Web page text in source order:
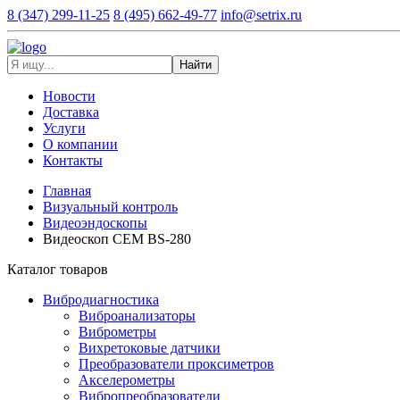
8 (347) 299-11-25 8 (495) 662-49-77 info@setrix.ru
Найти
Новости
Доставка
Услуги
О компании
Контакты
Главная
Визуальный контроль
Видеоэндоскопы
Видеоскоп CEM BS-280
Каталог товаров
Вибродиагностика
Виброанализаторы
Виброметры
Вихретоковые датчики
Преобразователи проксиметров
Акселерометры
Вибропреобразователи